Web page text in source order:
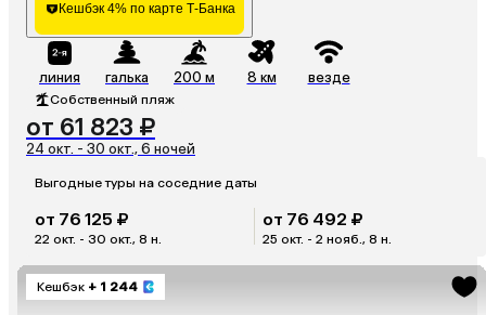
Кешбэк 4% по карте Т-Банка
линия галька 200 м 8 км везде
Собственный пляж
от 61 823 ₽
24 окт. - 30 окт., 6 ночей
Выгодные туры на соседние даты
от 76 125 ₽
22 окт. - 30 окт., 8 н.
от 76 492 ₽
25 окт. - 2 нояб., 8 н.
Кешбэк + 1 244